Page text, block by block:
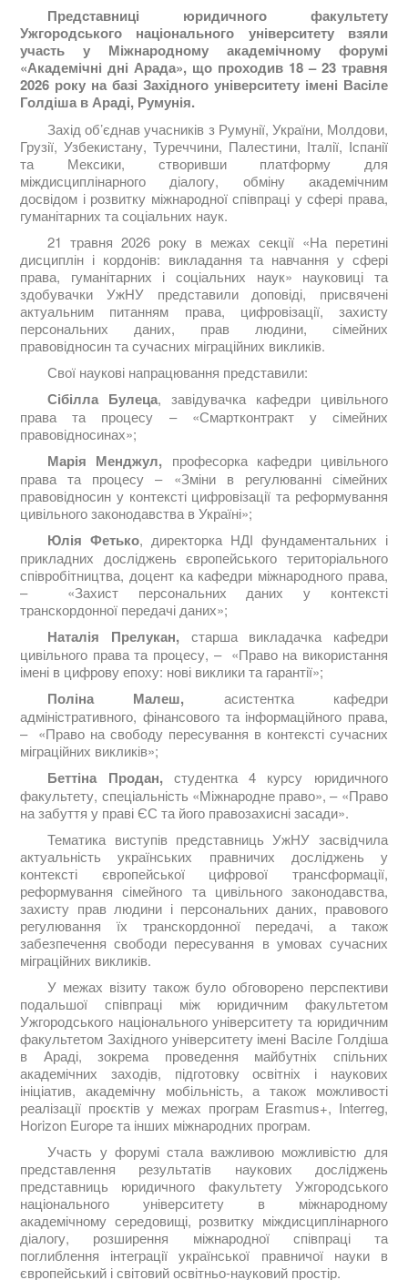
Представниці юридичного факультету
Ужгородського національного університету взяли
участь у Міжнародному академічному форумі
«Академічні дні Арада», що проходив 18 – 23 травня
2026 року на базі Західного університету імені Васіле
Голдіша в Араді, Румунія.
Захід об’єднав учасників з Румунії, України, Молдови,
Грузії, Узбекистану, Туреччини, Палестини, Італії, Іспанії
та Мексики, створивши платформу для
міждисциплінарного діалогу, обміну академічним
досвідом і розвитку міжнародної співпраці у сфері права,
гуманітарних та соціальних наук.
21 травня 2026 року в межах секції «На перетині
дисциплін і кордонів: викладання та навчання у сфері
права, гуманітарних і соціальних наук» науковиці та
здобувачки УжНУ представили доповіді, присвячені
актуальним питанням права, цифровізації, захисту
персональних даних, прав людини, сімейних
правовідносин та сучасних міграційних викликів.
Свої наукові напрацювання представили:
Сібілла Булеца, завідувачка кафедри цивільного
права та процесу – «Смартконтракт у сімейних
правовідносинах»;
Марія Менджул, професорка кафедри цивільного
права та процесу – «Зміни в регулюванні сімейних
правовідносин у контексті цифровізації та реформування
цивільного законодавства в Україні»;
Юлія Фетько, директорка НДІ фундаментальних і
прикладних досліджень європейського територіального
співробітництва, доцент ка кафедри міжнародного права,
– «Захист персональних даних у контексті
транскордонної передачі даних»;
Наталія Прелукан,старша викладачка кафедри
цивільного права та процесу, – «Право на використання
імені в цифрову епоху: нові виклики та гарантії»;
Поліна Малеш, асистентка кафедри
адміністративного, фінансового та інформаційного права,
– «Право на свободу пересування в контексті сучасних
міграційних викликів»;
Беттіна Продан,студентка 4 курсу юридичного
факультету, спеціальність «Міжнародне право», – «Право
на забуття у праві ЄС та його правозахисні засади».
Тематика виступів представниць УжНУ засвідчила
актуальність українських правничих досліджень у
контексті європейської цифрової трансформації,
реформування сімейного та цивільного законодавства,
захисту прав людини і персональних даних, правового
регулювання їх транскордонної передачі, а також
забезпечення свободи пересування в умовах сучасних
міграційних викликів.
У межах візиту також було обговорено перспективи
подальшої співпраці між юридичним факультетом
Ужгородського національного університету та юридичним
факультетом Західного університету імені Васіле Голдіша
в Араді, зокрема проведення майбутніх спільних
академічних заходів, підготовку освітніх і наукових
ініціатив, академічну мобільність, а також можливості
реалізації проєктів у межах програм Erasmus+, Interreg,
Horizon Europe та інших міжнародних програм.
Участь у форумі стала важливою можливістю для
представлення результатів наукових досліджень
представниць юридичного факультету Ужгородського
національного університету в міжнародному
академічному середовищі, розвитку міждисциплінарного
діалогу, розширення міжнародної співпраці та
поглиблення інтеграції української правничої науки в
європейський і світовий освітньо-науковий простір.